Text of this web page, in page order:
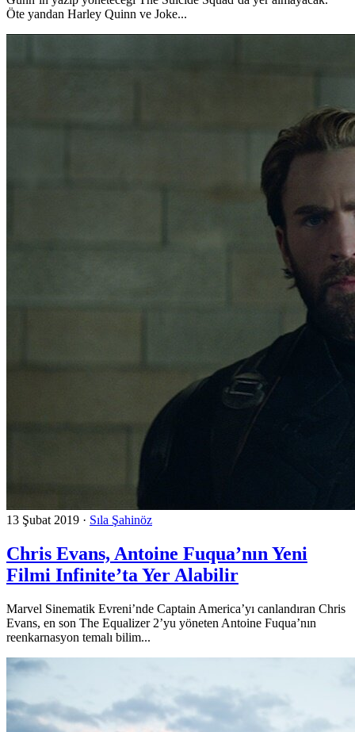
Öte yandan Harley Quinn ve Joke...
13 Şubat 2019 · Sıla Şahinöz
Chris Evans, Antoine Fuqua’nın Yeni
Filmi Infinite’ta Yer Alabilir
Marvel Sinematik Evreni’nde Captain America’yı canlandıran Chris
Evans, en son The Equalizer 2’yu yöneten Antoine Fuqua’nın
reenkarnasyon temalı bilim...